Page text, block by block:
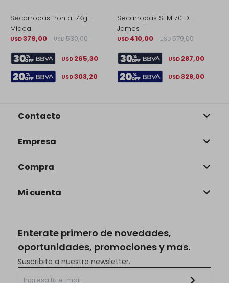
Secarropas frontal 7Kg -
Midea
USD379,00 USD 530,00
USD 265,30
USD303,20
Secarropas SEM 70 D -
James
USD 410,00 USD 579,00
USD 287,00
USD328,00
Enterate primero de novedades,
oportunidades, promociones y mas.
Suscribite a nuestro newsletter.
Contacto
Empresa
Compra
Mi cuenta